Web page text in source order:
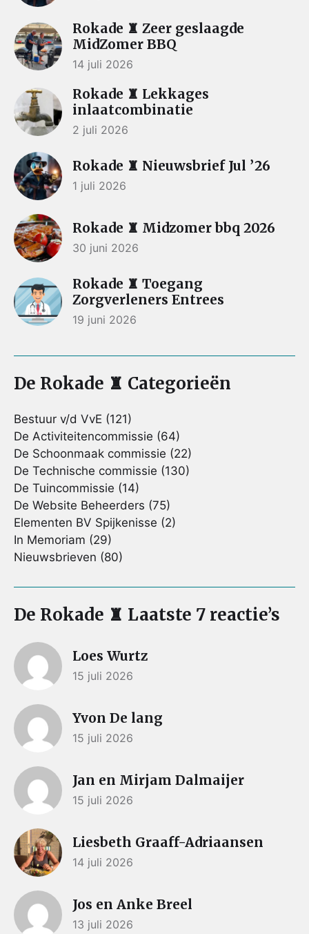
Rokade ♜ Zeer geslaagde
MidZomer BBQ
14 juli 2026
Rokade ♜ Lekkages
inlaatcombinatie
2 juli 2026
Rokade ♜ Nieuwsbrief Jul ’26
1 juli 2026
Rokade ♜ Midzomer bbq 2026
30 juni 2026
Rokade ♜ Toegang
Zorgverleners Entrees
19 juni 2026
De Rokade ♜ Categorieën
Bestuur v/d VvE (121)
De Activiteitencommissie (64)
De Schoonmaak commissie (22)
De Technische commissie (130)
De Tuincommissie (14)
De Website Beheerders (75)
Elementen BV Spijkenisse (2)
In Memoriam (29)
Nieuwsbrieven (80)
De Rokade ♜ Laatste 7 reactie’s
Loes Wurtz
15 juli 2026
Yvon De lang
15 juli 2026
Jan en Mirjam Dalmaijer
15 juli 2026
Liesbeth Graaff-Adriaansen
14 juli 2026
Jos en Anke Breel
13 juli 2026